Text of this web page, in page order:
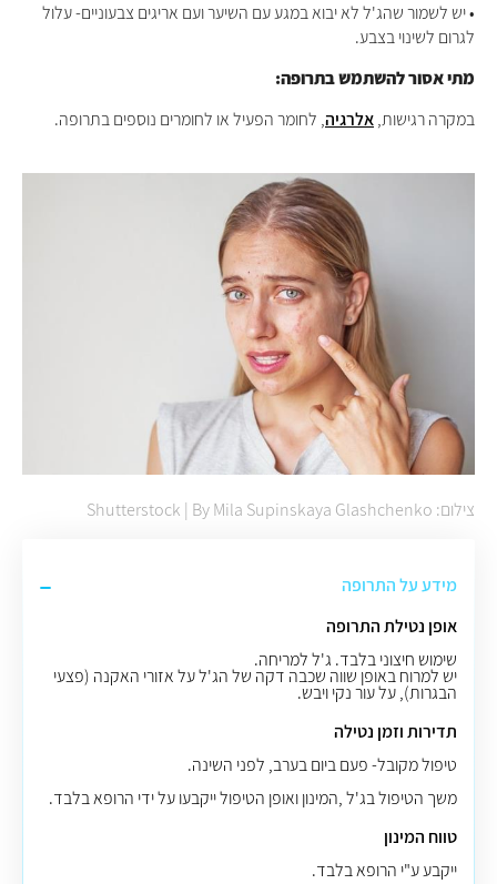
• יש לשמור שהג'ל לא יבוא במגע עם השיער ועם אריגים צבעוניים- עלול
לגרום לשינוי בצבע.
מתי אסור להשתמש בתרופה:
במקרה רגישות,אלרגיה, לחומר הפעיל או לחומרים נוספים בתרופה.
צילום: Shutterstock | By Mila Supinskaya Glashchenko
מידע על התרופה
אופן נטילת התרופה
שימוש חיצוני בלבד. ג'ל למריחה.
יש למרוח באופן שווה שכבה דקה של הג'ל על אזורי האקנה (פצעי
הבגרות), על עור נקי ויבש.
תדירות וזמן נטילה
טיפול מקובל- פעם ביום בערב, לפני השינה.
משך הטיפול בג'ל ,המינון ואופן הטיפול ייקבעו על ידי הרופא בלבד.
טווח המינון
ייקבע ע"י הרופא בלבד.